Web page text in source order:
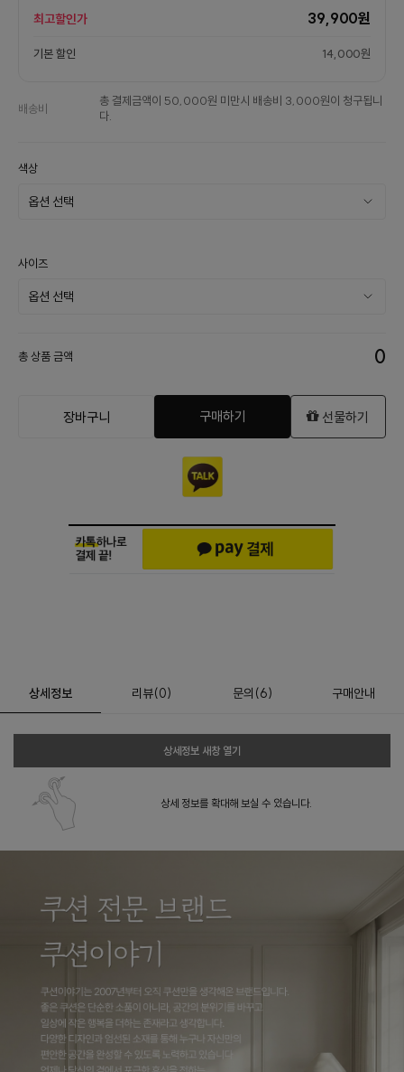
최고할인가 39,900원
기본 할인 14,000원
배송비
총 결제금액이 50,000원 미만시 배송비 3,000원이 청구됩니
다.
색상
사이즈
총 상품 금액 0
장바구니 구매하기 선물하기
상세정보 리뷰(0) 문의 (6) 구매안내
상세정보 새창 열기
상세 정보를 확대해 보실 수 있습니다.